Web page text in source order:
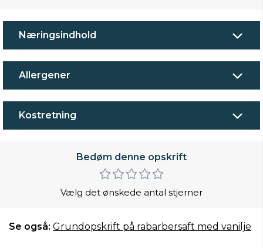
Næringsindhold
Allergener
Kostretning
Bedøm denne opskrift
Vælg det ønskede antal stjerner
Se også: Grundopskrift på rabarbersaft med vanilje